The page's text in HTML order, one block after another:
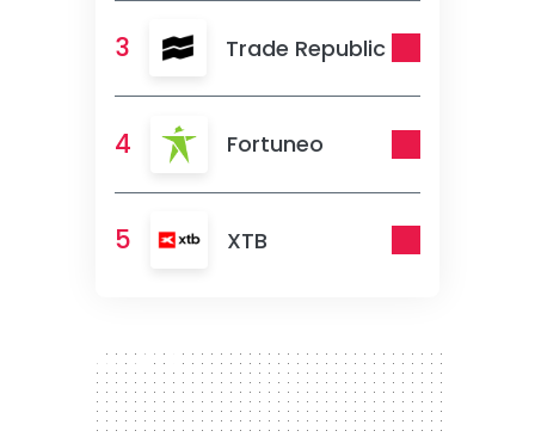
3 Trade Republic
4 Fortuneo
5 XTB
300 x 250